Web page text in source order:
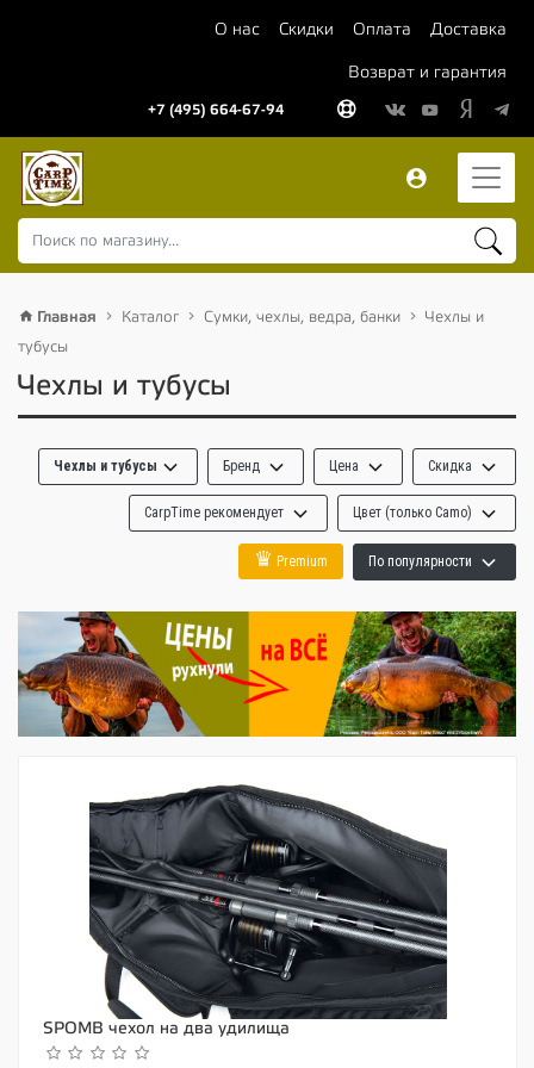
О нас Скидки Оплата Доставка
Возврат и гарантия
+7 (495) 664-67-94
Главная Каталог Сумки, чехлы, ведра, банки
Чехлы и
тубусы
Чехлы и тубусы
Чехлы и тубусы Бренд Цена Скидка
CarpTime рекомендует Цвет (только Camo)
♛ Premium По популярности
SPOMB чехол на два удилища